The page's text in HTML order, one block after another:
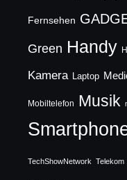
Fernsehen
Green Handy
Kamera Laptop
Mobiltelefon Musik
TechShowNetwork Telekom